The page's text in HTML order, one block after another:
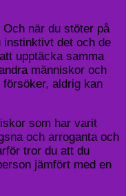
när du stöter på
det och de
upptäcka samma
människor och
aldrig kan
som har varit
och arroganta och
tror du att du
jämfört med en